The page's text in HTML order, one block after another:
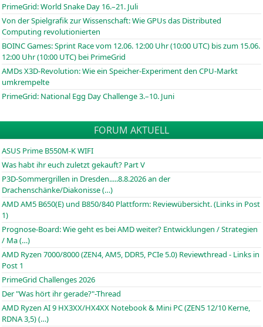
PrimeGrid: World Snake Day 16.–21. Juli
Von der Spielgrafik zur Wissenschaft: Wie GPUs das Distributed
Computing revolutionierten
BOINCGames: Sprint Race vom 12.06. 12:00 Uhr (10:00 UTC) bis zum 15.06.
12:00 Uhr (10:00 UTC) bei PrimeGrid
AMDs X3D-Revolution: Wie ein Speicher-Experiment den CPU-Markt
umkrempelte
PrimeGrid: National Egg Day Challenge 3.–10. Juni
FORUM AKTUELL
ASUS Prime B550M-K WIFI
Was habt ihr euch zuletzt gekauft? Part V
P3D-Sommergrillen in Dresden.....8.8.2026 an der
Drachenschänke/Diakonisse (…)
AMD AM5 B650(E) und B850/840 Plattform: Reviewübersicht. (Links in Post
1)
Prognose-Board: Wie geht es bei AMD weiter? Entwicklungen / Strategien
/ Ma (…)
AMD Ryzen 7000/8000 (ZEN4, AM5, DDR5, PCIe 5.0) Reviewthread - Links in
Post 1
PrimeGrid Challenges 2026
Der "Was hört ihr gerade?"-Thread
AMD Ryzen AI 9 HX3XX/HX4XX Notebook & Mini PC (ZEN5 12/10 Kerne,
RDNA 3,5) (…)